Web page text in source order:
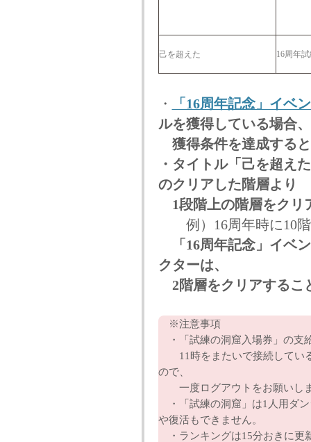
己を超えた 16周年
・
「16周年記念」イベ
ルを獲得している場合、
獲得条件を達成する
・タイトル「己を超え
のクリアした階層より
1段階上の階層をクリ
例）16周年時に10階
「16周年記念」イベ
クターは、
2階層をクリアするこ
※注意事項
・「試練の洞窟入場券」の支
11時をまたいで接続してい
ので、
一度ログアウトをお願いし
・「試練の洞窟」は1人用ダ
や復活もできません。
・ランキングは15分おきに更